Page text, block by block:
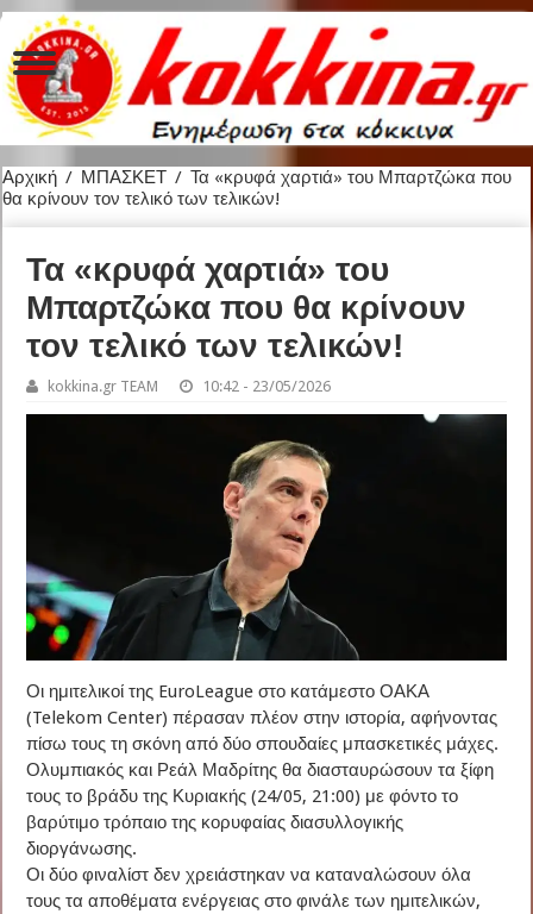
Αρχική / ΜΠΑΣΚΕΤ / Τα «κρυφά χαρτιά» του Μπαρτζώκα που
θα κρίνουν τον τελικό των τελικών!
Τα «κρυφά χαρτιά» του
Μπαρτζώκα που θα κρίνουν
τον τελικό των τελικών!
kokkina.gr TEAM 10:42 - 23/05/2026
Οι ημιτελικοί της EuroLeague στο κατάμεστο ΟΑΚΑ
(Telekom Center) πέρασαν πλέον στην ιστορία, αφήνοντας
πίσω τους τη σκόνη από δύο σπουδαίες μπασκετικές μάχες.
Ολυμπιακός και Ρεάλ Μαδρίτης θα διασταυρώσουν τα ξίφη
τους το βράδυ της Κυριακής (24/05, 21:00) με φόντο το
βαρύτιμο τρόπαιο της κορυφαίας διασυλλογικής
διοργάνωσης.
Οι δύο φιναλίστ δεν χρειάστηκαν να καταναλώσουν όλα
τους τα αποθέματα ενέργειας στο φινάλε των ημιτελικών,